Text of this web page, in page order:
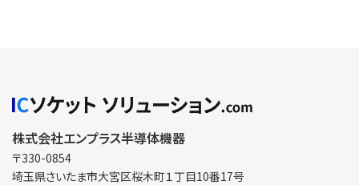
株式会社エンプラス半導体機器
〒330-0854
埼玉県さいたま市大宮区桜木町１丁目10番17号